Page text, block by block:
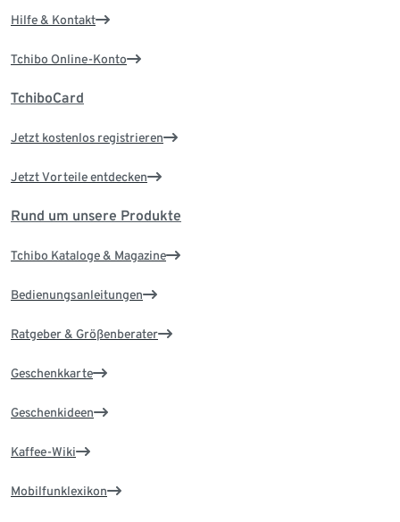
Hilfe & Kontakt
Tchibo Online-Konto
TchiboCard
Jetzt kostenlos registrieren
Jetzt Vorteile entdecken
Rund um unsere Produkte
Tchibo Kataloge & Magazine
Bedienungsanleitungen
Ratgeber & Größenberater
Geschenkkarte
Geschenkideen
Kaffee-Wiki
Mobilfunklexikon